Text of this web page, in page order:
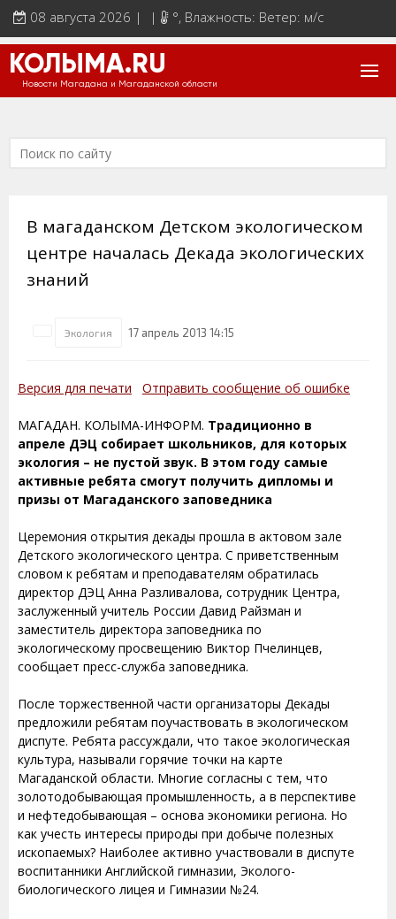
08 августа 2026 | | °, Влажность: Ветер: м/с
КОЛЫМА.RU
Новости Магадана и Магаданской области
В магаданском Детском экологическом
центре началась Декада экологических
знаний
Экология 17 апрель 2013 14:15
Версия для печати Отправить сообщение об ошибке
МАГАДАН. КОЛЫМА-ИНФОРМ. Традиционно в
апреле ДЭЦ собирает школьников, для которых
экология – не пустой звук. В этом году самые
активные ребята смогут получить дипломы и
призы от Магаданского заповедника
Церемония открытия декады прошла в актовом зале
Детского экологического центра. С приветственным
словом к ребятам и преподавателям обратилась
директор ДЭЦ Анна Разливалова, сотрудник Центра,
заслуженный учитель России Давид Райзман и
заместитель директора заповедника по
экологическому просвещению Виктор Пчелинцев,
сообщает пресс-служба заповедника.
После торжественной части организаторы Декады
предложили ребятам поучаствовать в экологическом
диспуте. Ребята рассуждали, что такое экологическая
культура, называли горячие точки на карте
Магаданской области. Многие согласны с тем, что
золотодобывающая промышленность, а в перспективе
и нефтедобывающая – основа экономики региона. Но
как учесть интересы природы при добыче полезных
ископаемых? Наиболее активно участвовали в диспуте
воспитанники Английской гимназии, Эколого-
биологического лицея и Гимназии №24.